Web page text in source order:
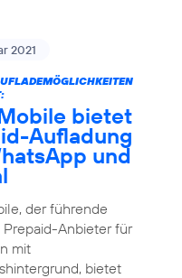
2021
bietet
Aufladung
und
der führende
Anbieter für
mit
bietet